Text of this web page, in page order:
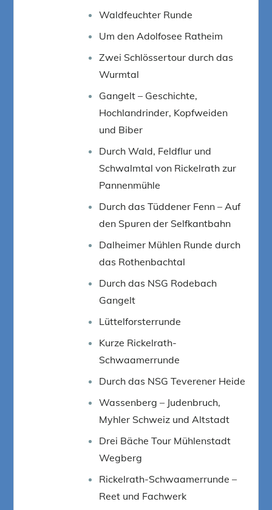
Waldfeuchter Runde
Um den Adolfosee Ratheim
Zwei Schlössertour durch das
Wurmtal
Gangelt – Geschichte,
Hochlandrinder, Kopfweiden
und Biber
Durch Wald, Feldflur und
Schwalmtal von Rickelrath zur
Pannenmühle
Durch das Tüddener Fenn – Auf
den Spuren der Selfkantbahn
Dalheimer Mühlen Runde durch
das Rothenbachtal
Durch das NSG Rodebach
Gangelt
Lüttelforsterrunde
Kurze Rickelrath-
Schwaamerrunde
Durch das NSG Teverener Heide
Wassenberg – Judenbruch,
Myhler Schweiz und Altstadt
Drei Bäche Tour Mühlenstadt
Wegberg
Rickelrath-Schwaamerrunde –
Reet und Fachwerk